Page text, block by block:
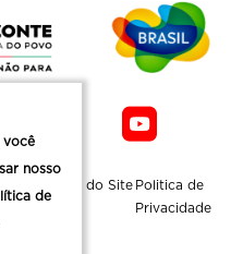
Mapa do Site Politica de
Privacidade
você
nosso
de